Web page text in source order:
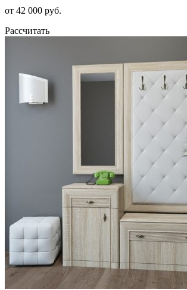
от 42 000 руб.
Рассчитать